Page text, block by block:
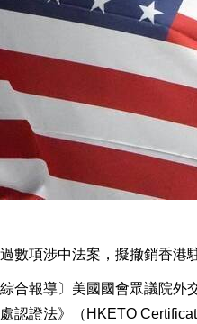
數項涉中法案，擬撤銷香港
綜合報導〕美國國會眾議院
認證法》（HKETO